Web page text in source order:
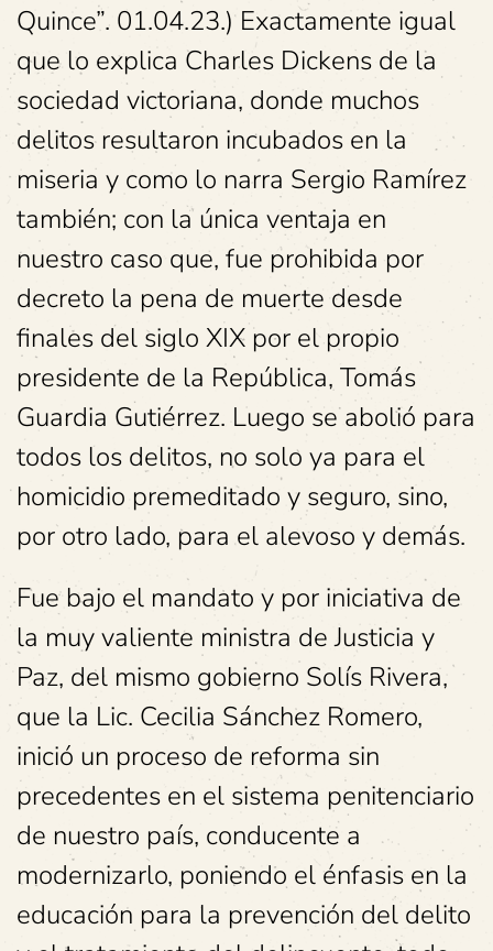
Quince”. 01.04.23.) Exactamente igual
que lo explica Charles Dickens de la
sociedad victoriana, donde muchos
delitos resultaron incubados en la
miseria y como lo narra Sergio Ramírez
también; con la única ventaja en
nuestro caso que, fue prohibida por
decreto la pena de muerte desde
finales del siglo XIX por el propio
presidente de la República, Tomás
Guardia Gutiérrez. Luego se abolió para
todos los delitos, no solo ya para el
homicidio premeditado y seguro, sino,
por otro lado, para el alevoso y demás.
Fue bajo el mandato y por iniciativa de
la muy valiente ministra de Justicia y
Paz, del mismo gobierno Solís Rivera,
que la Lic. Cecilia Sánchez Romero,
inició un proceso de reforma sin
precedentes en el sistema penitenciario
de nuestro país, conducente a
modernizarlo, poniendo el énfasis en la
educación para la prevención del delito